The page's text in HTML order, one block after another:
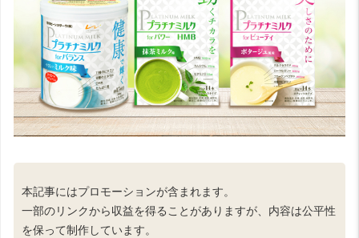
本記事にはプロモーションが含まれます。
一部のリンクから収益を得ることがありますが、内容は公平性
を保って制作しています。